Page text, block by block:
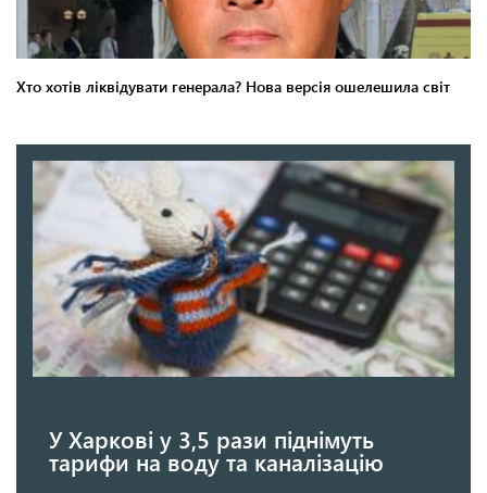
У Харкові у 3,5 рази піднімуть
тарифи на воду та каналізацію